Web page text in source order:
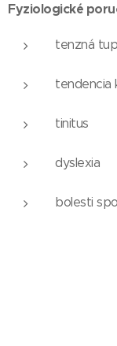
Fyziologické
tenzná
tendencia
tinitus
dyslexia
bolesti